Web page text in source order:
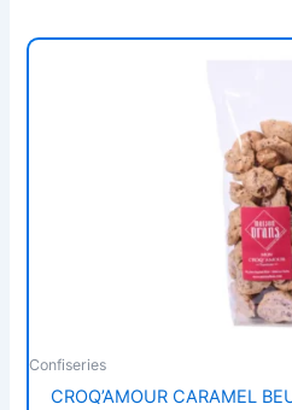
Confiseries
CROQ’AMOUR CARAMEL